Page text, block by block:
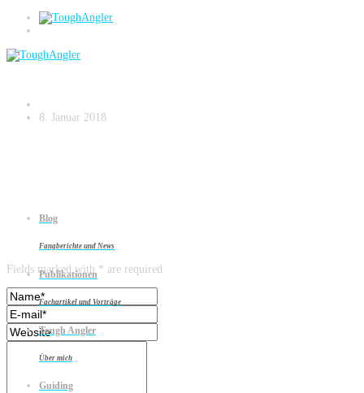
Blog
Fangberichte und News
Publikationen
Fachartikel und Vorträge
Tough Angler
Über mich
Guiding
RIngTeez CT Huchenzopf
8. Januar 2018
Leave a reply
Fields marked with * are required